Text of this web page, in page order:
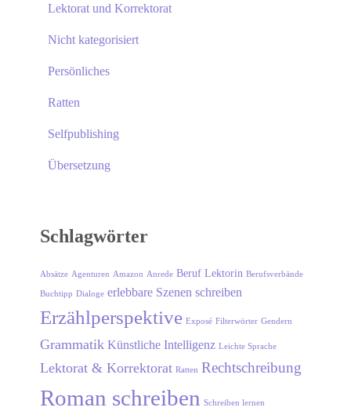
Lektorat und Korrektorat
Nicht kategorisiert
Persönliches
Ratten
Selfpublishing
Übersetzung
Schlagwörter
Absätze Agenturen Amazon Anrede Beruf Lektorin Berufsverbände
Buchtipp Dialoge erlebbare Szenen schreiben
Erzählperspektive Exposé Filterwörter Gendern
Grammatik Künstliche Intelligenz Leichte Sprache
Lektorat & Korrektorat Ratten Rechtschreibung
Roman schreiben Schreiben lernen